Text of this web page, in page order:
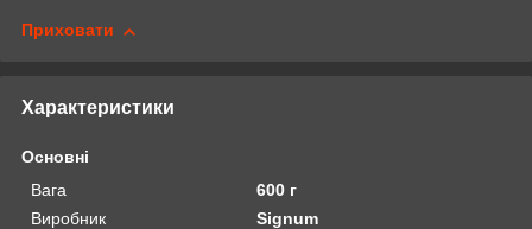
Приховати
Характеристики
Основні
Вага
600 г
Виробник
Signum